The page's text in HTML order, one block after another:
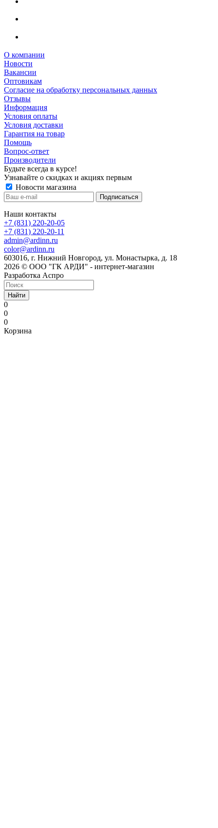
О компании
Новости
Вакансии
Оптовикам
Cогласие на обработку персональных данных
Отзывы
Информация
Условия оплаты
Условия доставки
Гарантия на товар
Помощь
Вопрос-ответ
Производители
Будьте всегда в курсе!
Узнавайте о скидках и акциях первым
Новости магазина
Наши контакты
+7 (831) 220-20-05
+7 (831) 220-20-11
admin@ardinn.ru
color@ardinn.ru
603016, г. Нижний Новгород, ул. Монастырка, д. 18
2026 © ООО "ГК АРДИ" - интернет-магазин
Разработка Аспро
Найти
0
0
0
Корзина